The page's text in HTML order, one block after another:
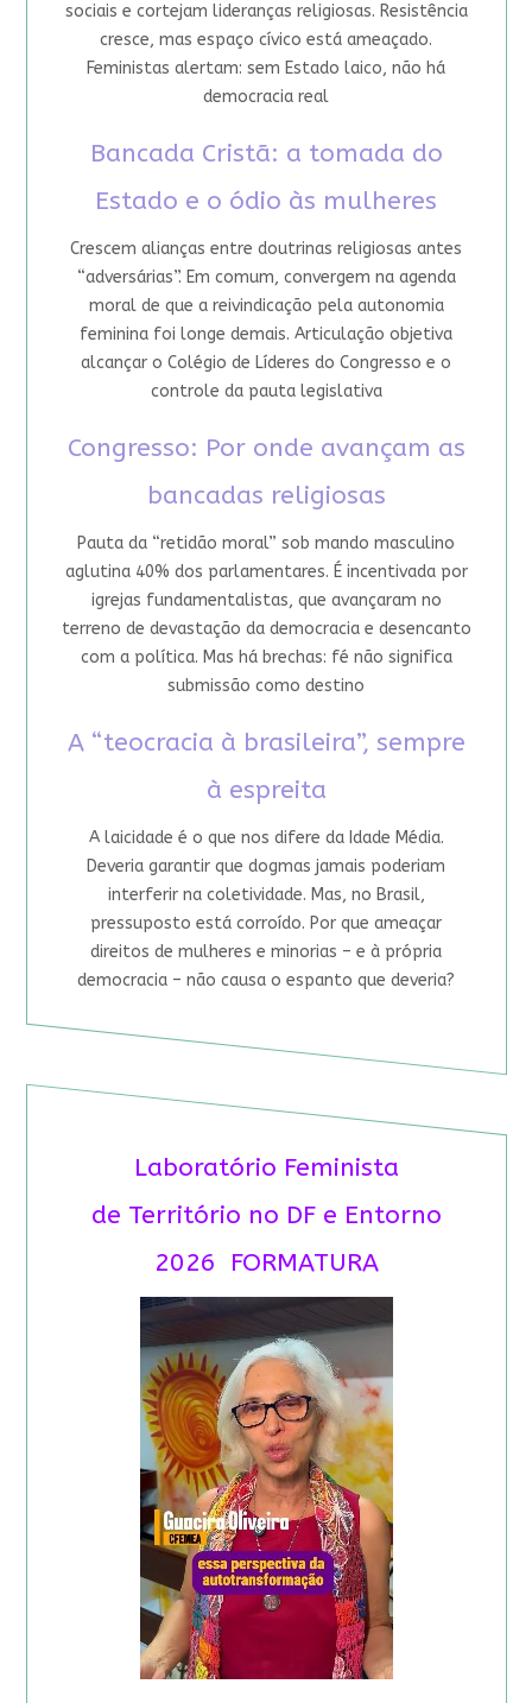
sociais e cortejam lideranças religiosas. Resistência
cresce, mas espaço cívico está ameaçado.
Feministas alertam: sem Estado laico, não há
democracia real
Bancada Cristã: a tomada do
Estado e o ódio às mulheres
Crescem alianças entre doutrinas religiosas antes
“adversárias”. Em comum, convergem na agenda
moral de que a reivindicação pela autonomia
feminina foi longe demais. Articulação objetiva
alcançar o Colégio de Líderes do Congresso e o
controle da pauta legislativa
Congresso: Por onde avançam as
bancadas religiosas
Pauta da “retidão moral” sob mando masculino
aglutina 40% dos parlamentares. É incentivada por
igrejas fundamentalistas, que avançaram no
terreno de devastação da democracia e desencanto
com a política. Mas há brechas: fé não significa
submissão como destino
A “teocracia à brasileira”, sempre
à espreita
A laicidade é o que nos difere da Idade Média.
Deveria garantir que dogmas jamais poderiam
interferir na coletividade. Mas, no Brasil,
pressuposto está corroído. Por que ameaçar
direitos de mulheres e minorias – e à própria
democracia – não causa o espanto que deveria?
Laboratório Feminista
de Território no DF e Entorno
2026 FORMATURA